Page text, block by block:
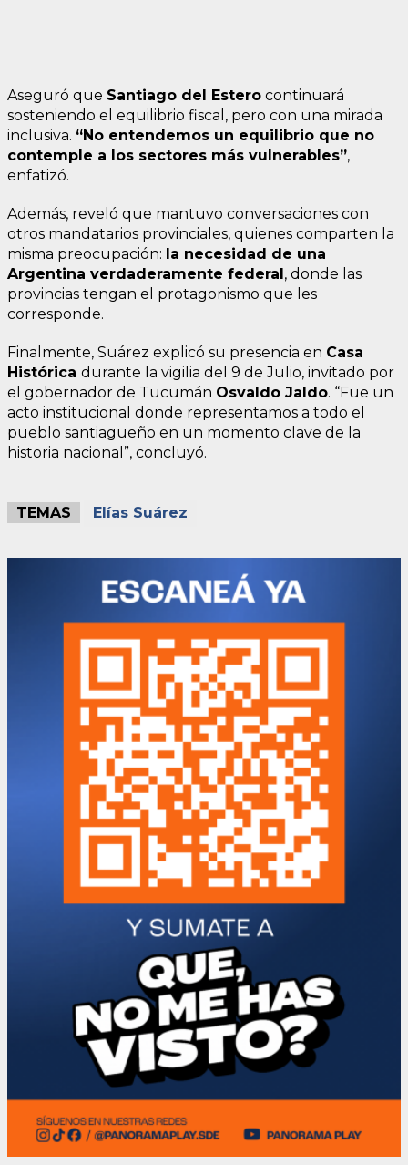
Aseguró que Santiago del Estero continuará
sosteniendo el equilibrio fiscal, pero con una mirada
inclusiva. “No entendemos un equilibrio que no
contemple a los sectores más vulnerables”,
enfatizó.
Además, reveló que mantuvo conversaciones con
otros mandatarios provinciales, quienes comparten la
misma preocupación: la necesidad de una
Argentina verdaderamente federal, donde las
provincias tengan el protagonismo que les
corresponde.
Finalmente, Suárez explicó su presencia en Casa
Histórica durante la vigilia del 9 de Julio, invitado por
el gobernador de Tucumán Osvaldo Jaldo. “Fue un
acto institucional donde representamos a todo el
pueblo santiagueño en un momento clave de la
historia nacional”, concluyó.
TEMAS Elías Suárez